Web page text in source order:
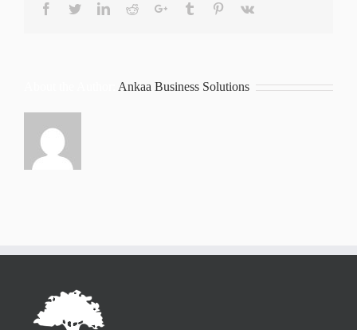
Facebook
TwitterLinkedIn
RedditGoogle+Tumblr Pinterest
Vk
Ankaa Business Solutions